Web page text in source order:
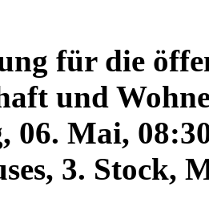
für die
und
06. Mai,
3. Stock,